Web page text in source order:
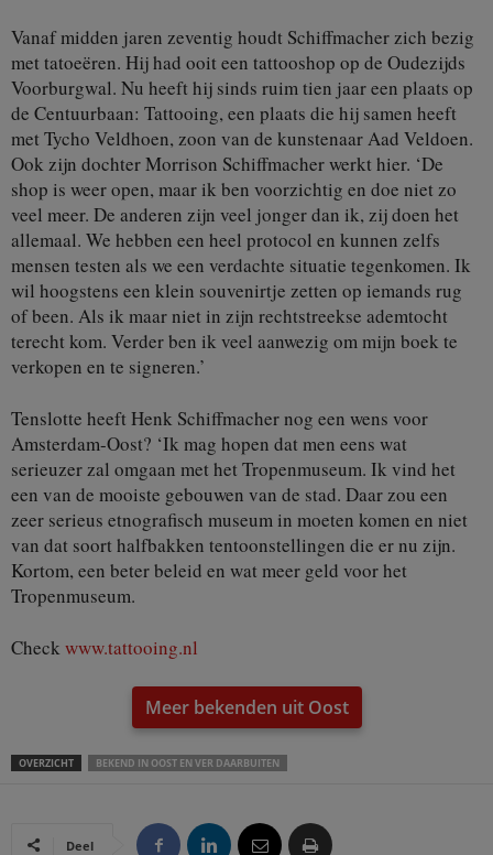
Vanaf midden jaren zeventig houdt Schiffmacher zich bezig
met tatoeëren. Hij had ooit een tattooshop op de Oudezijds
Voorburgwal. Nu heeft hij sinds ruim tien jaar een plaats op
de Centuurbaan: Tattooing, een plaats die hij samen heeft
met Tycho Veldhoen, zoon van de kunstenaar Aad Veldoen.
Ook zijn dochter Morrison Schiffmacher werkt hier. ‘De
shop is weer open, maar ik ben voorzichtig en doe niet zo
veel meer. De anderen zijn veel jonger dan ik, zij doen het
allemaal. We hebben een heel protocol en kunnen zelfs
mensen testen als we een verdachte situatie tegenkomen. Ik
wil hoogstens een klein souvenirtje zetten op iemands rug
of been. Als ik maar niet in zijn rechtstreekse ademtocht
terecht kom. Verder ben ik veel aanwezig om mijn boek te
verkopen en te signeren.’
Tenslotte heeft Henk Schiffmacher nog een wens voor
Amsterdam-Oost? ‘Ik mag hopen dat men eens wat
serieuzer zal omgaan met het Tropenmuseum. Ik vind het
een van de mooiste gebouwen van de stad. Daar zou een
zeer serieus etnografisch museum in moeten komen en niet
van dat soort halfbakken tentoonstellingen die er nu zijn.
Kortom, een beter beleid en wat meer geld voor het
Tropenmuseum.
Check www.tattooing.nl
Meer bekenden uit Oost
OVERZICHT BEKEND IN OOST EN VER DAARBUITEN
Deel